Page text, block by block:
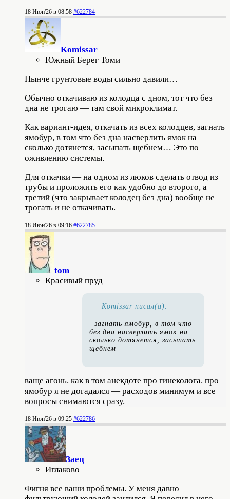
18 Июн'26 в 08:58 #622784
Komissar
Южный Берег Томи
Нынче грунтовые воды сильно давили…
Обычно откачиваю из колодца с дном, тот что без
дна не трогаю — там свой микроклимат.
Как вариант-идея, откачать из всех колодцев, загнать
ямобур, в том что без дна насверлить ямок на
сколько дотянется, засыпать щебнем… Это по
оживлению системы.
Для откачки — на одном из люков сделать отвод из
трубы и проложить его как удобно до второго, а
третий (что закрывает колодец без дна) вообще не
трогать и не откачивать.
18 Июн'26 в 09:16 #622785
tom
Красивый пруд
Komissar писал(а):
загнать ямобур, в том что
без дна насверлить ямок на
сколько дотянется, засыпать
щебнем
ваще агонь. как в том анекдоте про гинеколога. про
ямобур я не догадался — расходов минимум и все
вопросы снимаются сразу.
18 Июн'26 в 09:25 #622786
Заец
Иглаково
Фигня все ваши проблемы. У меня давно